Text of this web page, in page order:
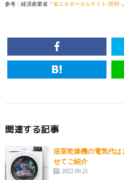
参考：経済産業省「省エネポータルサイト-照明- 」
関連する記事
浴室乾燥機の電気代
せてご紹介
2022.09.21